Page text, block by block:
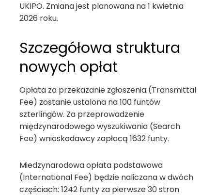
UKIPO. Zmiana jest planowana na 1 kwietnia
2026 roku.
Szczegółowa struktura
nowych opłat
Opłata za przekazanie zgłoszenia (Transmittal
Fee) zostanie ustalona na 100 funtów
szterlingów. Za przeprowadzenie
międzynarodowego wyszukiwania (Search
Fee) wnioskodawcy zapłacą 1632 funty.
Miedzynarodowa opłata podstawowa
(International Fee) będzie naliczana w dwóch
częściach: 1242 funty za pierwsze 30 stron